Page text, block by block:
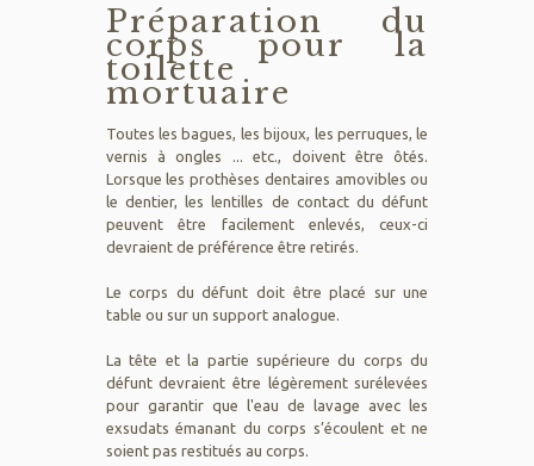
Préparation du
corps pour la
toilette
mortuaire
Toutes les bagues, les bijoux, les perruques, le
vernis à ongles ... etc., doivent être ôtés.
Lorsque les prothèses dentaires amovibles ou
le dentier, les lentilles de contact du défunt
peuvent être facilement enlevés, ceux-ci
devraient de préférence être retirés.
Le corps du défunt doit être placé sur une
table ou sur un support analogue.
La tête et la partie supérieure du corps du
défunt devraient être légèrement surélevées
pour garantir que l'eau de lavage avec les
exsudats émanant du corps s’écoulent et ne
soient pas restitués au corps.